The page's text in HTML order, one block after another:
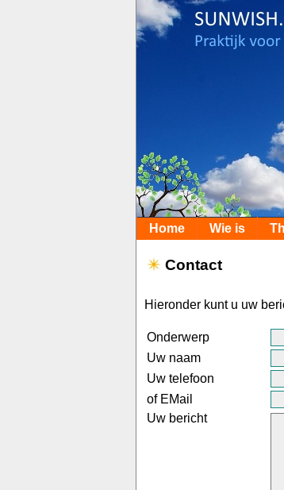
Home Wie is
Contact
Hieronder kunt u uw
Onderwerp
Uw naam
Uw telefoon
of EMail
Uw bericht